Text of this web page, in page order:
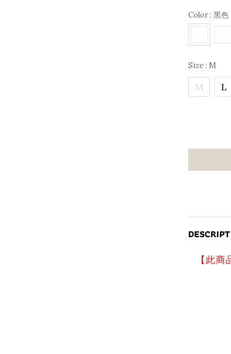
Color : 黑色
Size : M
M L
【此